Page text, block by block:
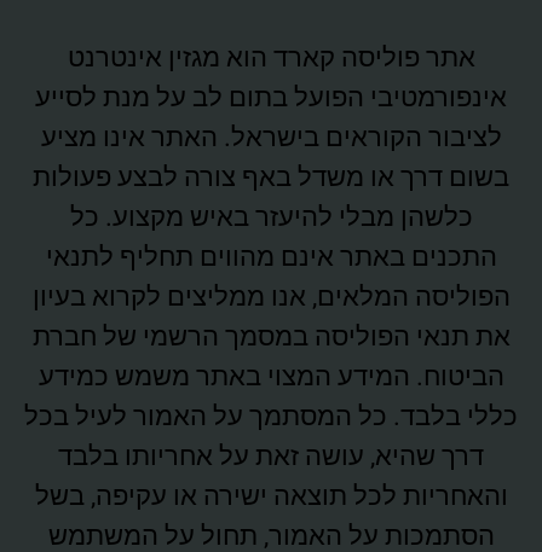
אתר פוליסה קארד הוא מגזין אינטרנט
אינפורמטיבי הפועל בתום לב על מנת לסייע
לציבור הקוראים בישראל. האתר אינו מציע
בשום דרך או משדל באף צורה לבצע פעולות
כלשהן מבלי להיעזר באיש מקצוע. כל
התכנים באתר אינם מהווים תחליף לתנאי
הפוליסה המלאים, אנו ממליצים לקרוא בעיון
את תנאי הפוליסה במסמך הרשמי של חברת
הביטוח. המידע המצוי באתר משמש כמידע
כללי בלבד. כל המסתמך על האמור לעיל בכל
דרך שהיא, עושה זאת על אחריותו בלבד
והאחריות לכל תוצאה ישירה או עקיפה, בשל
הסתמכות על האמור, תחול על המשתמש